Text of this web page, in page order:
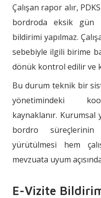
Çalışan rapor alır,
bordroda eksik gün
bildirimi yapılmaz.
sebebiyle ilgili birime
dönük kontrol edilir ve
Bu durum teknik bir
yönetimindeki
kaynaklanır. Kurumsal
bordro
yürütülmesi hem
mevzuata uyum
E-Vizite